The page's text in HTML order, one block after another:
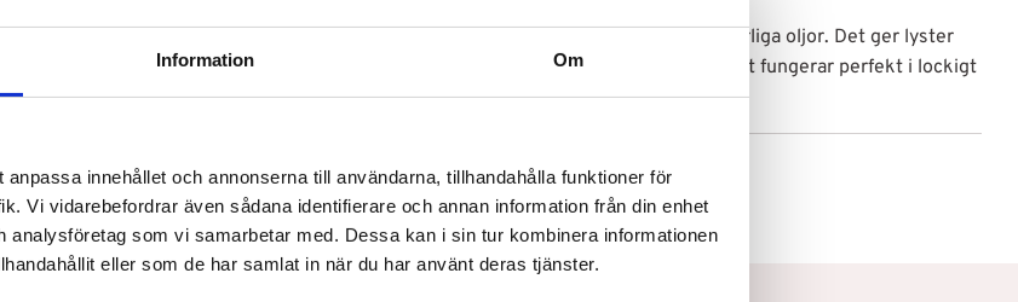
Information Om
innehållet och annonserna till användarna, tillhandahålla funktioner för
Vi vidarebefordrar även sådana identifierare och annan information från din enhet
analysföretag som vi samarbetar med. Dessa kan i sin tur kombinera informationen
eller som de har samlat in när du har använt deras tjänster.
Schampot tvättar håret ordentligt medan de bevarar dina naturliga oljor. Det ger lyster
och kommer få ditt hår att kännas friskt, livfullt och fräscht. Det fungerar perfekt i lockigt
och krulligt hår och kommer ta håret till nya höjder!